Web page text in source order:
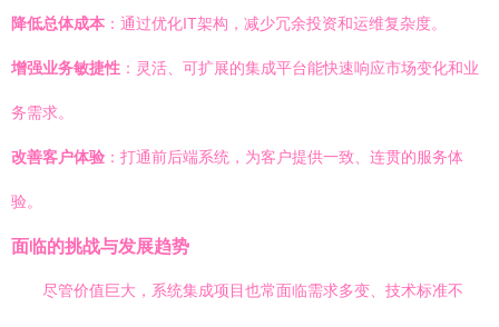
降低总体成本 ：通过优化IT架构，减少冗余投资和运维复杂度。
增强业务敏捷性 ：灵活、可扩展的集成平台能快速响应市场变化和业
务需求。
改善客户体验 ：打通前后端系统，为客户提供一致、连贯的服务体
验。
面临的挑战与发展趋势
尽管价值巨大，系统集成项目也常面临需求多变、技术标准不